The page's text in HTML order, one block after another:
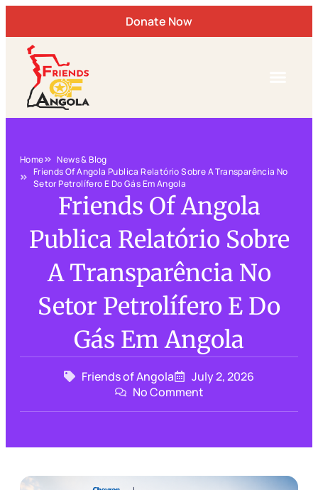
Donate Now
Home
News & Blog
Friends Of Angola Publica Relatório Sobre A Transparência No
Setor Petrolífero E Do Gás Em Angola
Friends Of Angola
Publica Relatório Sobre
A Transparência No
Setor Petrolífero E Do
Gás Em Angola
Friends of Angola
July 2, 2026
No Comment